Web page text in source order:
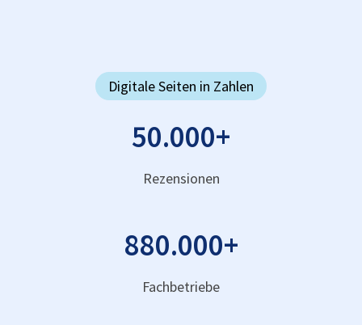
Digitale Seiten in Zahlen
50.000+
Rezensionen
880.000+
Fachbetriebe